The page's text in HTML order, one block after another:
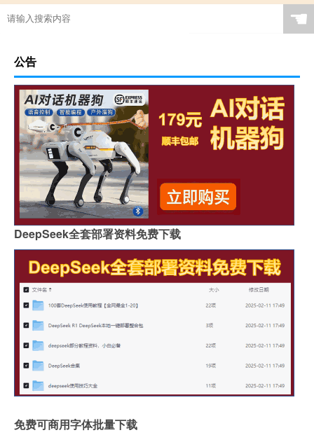
☚
公告
DeepSeek全套部署资料免费下载
免费可商用字体批量下载